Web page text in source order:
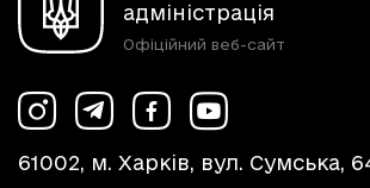
адміністрація
Офіційний веб-сайт
61002, м. Харків, вул. Сумська,